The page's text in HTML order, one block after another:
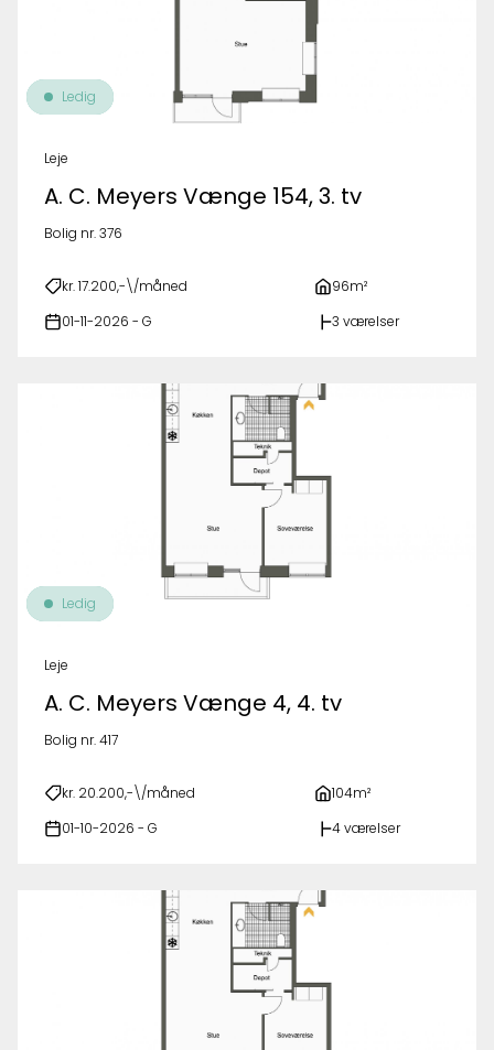
Ledig
Leje
A. C. Meyers Vænge 154, 3. tv
Bolig nr. 376
kr. 17.200,-\/måned 96m²
01-11-2026 - G 3 værelser
Ledig
Leje
A. C. Meyers Vænge 4, 4. tv
Bolig nr. 417
kr. 20.200,-\/måned 104m²
01-10-2026 - G 4 værelser